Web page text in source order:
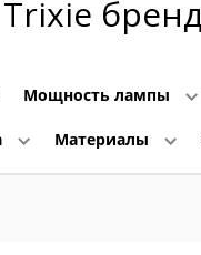
Мощность лампы
Материалы